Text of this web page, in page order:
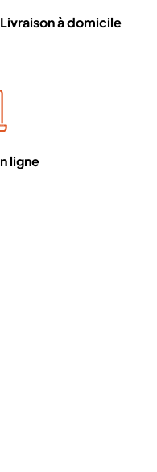
Livraison à domicile
ligne